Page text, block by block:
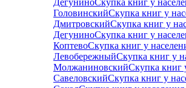
ГоловинскийСкупка книг у
ДмитровскийСкупка книг у
ДегуниноСкупка книг у
КоптевоСкупка книг у
ЛевобережныйСкупка книг у
МолжаниновскийСкупка книг
СавеловскийСкупка книг у